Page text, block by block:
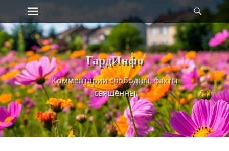
Skip
to
content
Primary Menu
ГардИнфо
Комментарии свободны, факты
священны